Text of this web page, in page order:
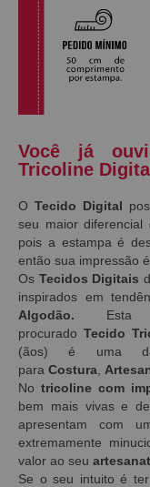
Você já
Tricoline
O Tecido Digital
seu maior diferencial
pois a estampa é
então sua impressão
Os Tecidos Digitais
inspirados em
Algodão. Esta
procurado Tecido
(ãos) é uma
para Costura
No tricoline com
bem mais vivas e
apresentam com
extremamente
valor ao seu
Se o seu intuito é ter